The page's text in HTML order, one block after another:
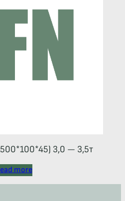
3,0 — 3,5т
more